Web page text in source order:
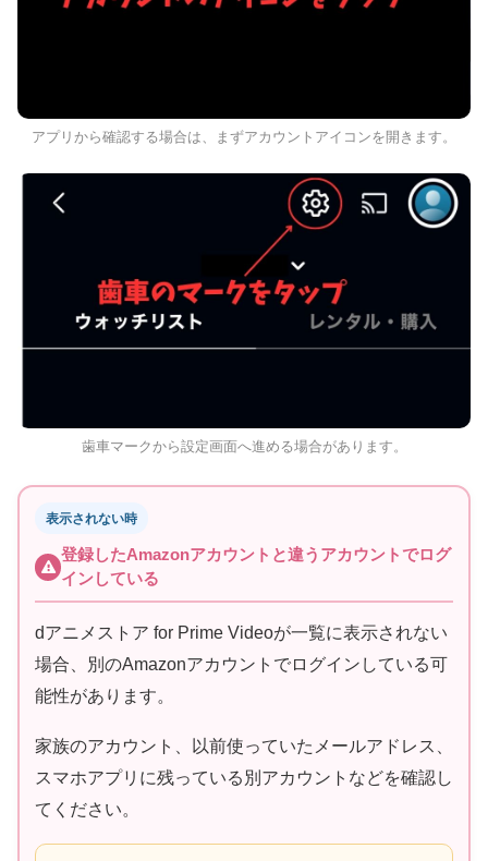
アプリから確認する場合は、まずアカウントアイコンを開きます。
歯車マークから設定画面へ進める場合があります。
表示されない時
登録したAmazonアカウントと違うアカウントでログ
インしている
dアニメストア for Prime Videoが一覧に表示されない
場合、別のAmazonアカウントでログインしている可
能性があります。
家族のアカウント、以前使っていたメールアドレス、
スマホアプリに残っている別アカウントなどを確認し
てください。